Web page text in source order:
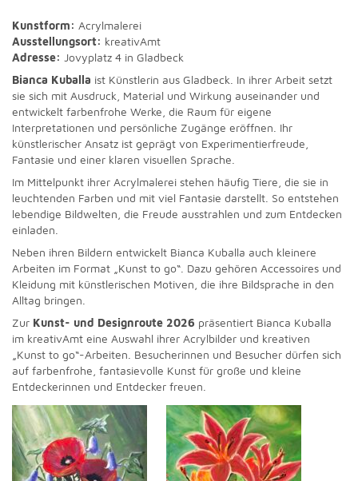
Kunstform: Acrylmalerei
Ausstellungsort: kreativAmt
Adresse: Jovyplatz 4 in Gladbeck
Bianca Kuballa ist Künstlerin aus Gladbeck. In ihrer Arbeit setzt
sie sich mit Ausdruck, Material und Wirkung auseinander und
entwickelt farbenfrohe Werke, die Raum für eigene
Interpretationen und persönliche Zugänge eröffnen. Ihr
künstlerischer Ansatz ist geprägt von Experimentierfreude,
Fantasie und einer klaren visuellen Sprache.
Im Mittelpunkt ihrer Acrylmalerei stehen häufig Tiere, die sie in
leuchtenden Farben und mit viel Fantasie darstellt. So entstehen
lebendige Bildwelten, die Freude ausstrahlen und zum Entdecken
einladen.
Neben ihren Bildern entwickelt Bianca Kuballa auch kleinere
Arbeiten im Format „Kunst to go“. Dazu gehören Accessoires und
Kleidung mit künstlerischen Motiven, die ihre Bildsprache in den
Alltag bringen.
Zur Kunst- und Designroute 2026 präsentiert Bianca Kuballa
im kreativAmt eine Auswahl ihrer Acrylbilder und kreativen
„Kunst to go“-Arbeiten. Besucherinnen und Besucher dürfen sich
auf farbenfrohe, fantasievolle Kunst für große und kleine
Entdeckerinnen und Entdecker freuen.